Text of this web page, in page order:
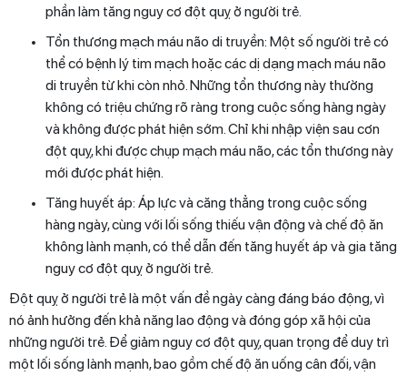
phần làm tăng nguy cơ đột quỵ ở người trẻ.
Tổn thương mạch máu não di truyền: Một số người trẻ có
thể có bệnh lý tim mạch hoặc các dị dạng mạch máu não
di truyền từ khi còn nhỏ. Những tổn thương này thường
không có triệu chứng rõ ràng trong cuộc sống hàng ngày
và không được phát hiện sớm. Chỉ khi nhập viện sau cơn
đột quỵ, khi được chụp mạch máu não, các tổn thương này
mới được phát hiện.
Tăng huyết áp: Áp lực và căng thẳng trong cuộc sống
hàng ngày, cùng với lối sống thiếu vận động và chế độ ăn
không lành mạnh, có thể dẫn đến tăng huyết áp và gia tăng
nguy cơ đột quỵ ở người trẻ.
Đột quỵ ở người trẻ là một vấn đề ngày càng đáng báo động, vì
nó ảnh hưởng đến khả năng lao động và đóng góp xã hội của
những người trẻ. Để giảm nguy cơ đột quỵ, quan trọng để duy trì
một lối sống lành mạnh, bao gồm chế độ ăn uống cân đối, vận